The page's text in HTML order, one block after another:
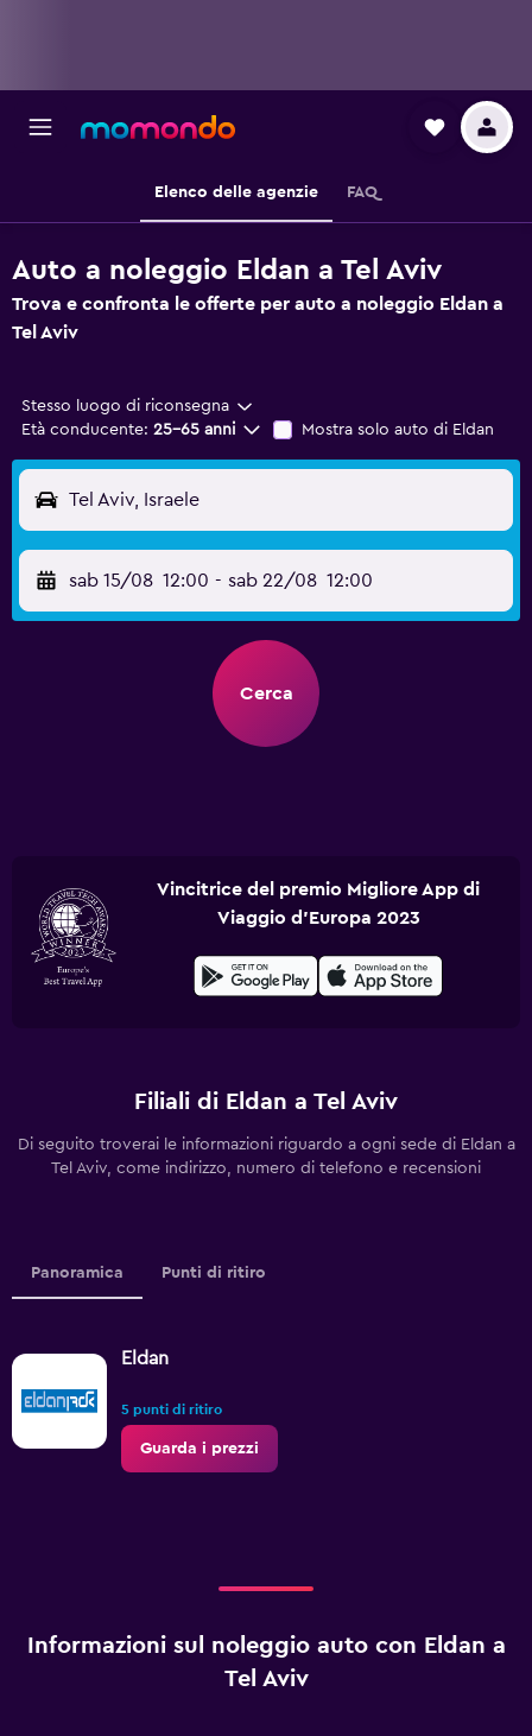
Elenco delle agenzie FAQ
Auto a noleggio Eldan a Tel Aviv
Trova e confronta le offerte per auto a noleggio Eldan a
Tel Aviv
Stesso luogo di riconsegna
Età conducente: 25-65 anni Mostra solo auto di Eldan
Tel Aviv, Israele
sab 15/08 12:00 - sab 22/08 12:00
Cerca
Vincitrice del premio Migliore App di
Viaggio d'Europa 2023
Filiali di Eldan a Tel Aviv
Di seguito troverai le informazioni riguardo a ogni sede di Eldan a
Tel Aviv, come indirizzo, numero di telefono e recensioni
Panoramica Punti di ritiro
Eldan
5 punti di ritiro
Guarda i prezzi
Informazioni sul noleggio auto con Eldan a
Tel Aviv